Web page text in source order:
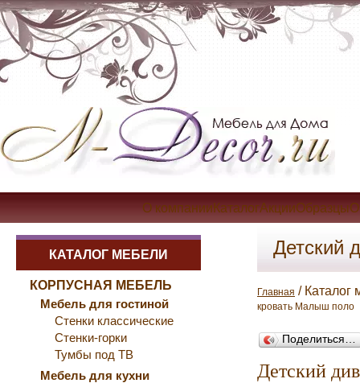
О
КАТАЛОГ МЕБЕЛИ
КОРПУСНАЯ МЕБЕЛЬ
Мебель для гостиной
Стенки классические
Стенки-горки
Тумбы под ТВ
Мебель для кухни
Детский
Главная / Каталог
кровать Малыш поло
Поделиться…
Детский